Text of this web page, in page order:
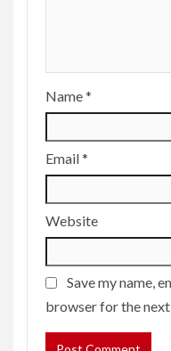
Name*
Email*
Website
Save my name,
browser for the